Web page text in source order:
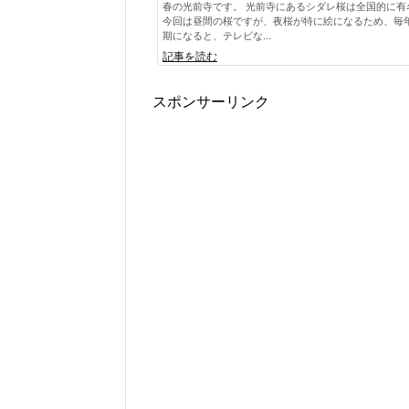
春の光前寺です。 光前寺にあるシダレ桜は全国的に有
今回は昼間の桜ですが、夜桜が特に絵になるため、毎
期になると、テレビな...
記事を読む
スポンサーリンク